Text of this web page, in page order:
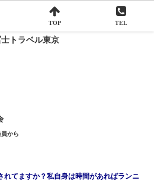
から
れてますか？私自身は時間があればランニ
TOP TEL